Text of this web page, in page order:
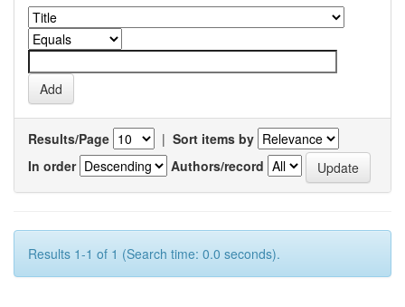
Results/Page | Sort items by
In order
Authors/record
Results 1-1 of 1 (Search time: 0.0 seconds).